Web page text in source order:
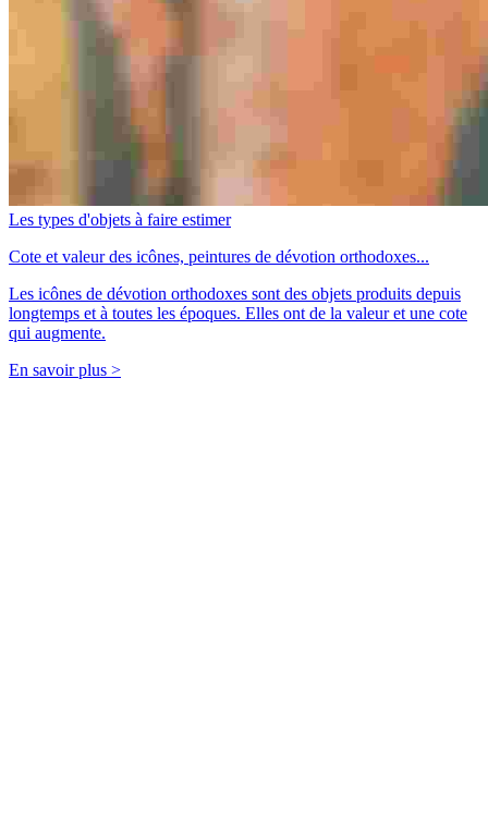
Les types d'objets à faire estimer
Cote et valeur des icônes, peintures de dévotion orthodoxes...
Les icônes de dévotion orthodoxes sont des objets produits depuis
longtemps et à toutes les époques. Elles ont de la valeur et une cote
qui augmente.
En savoir plus >